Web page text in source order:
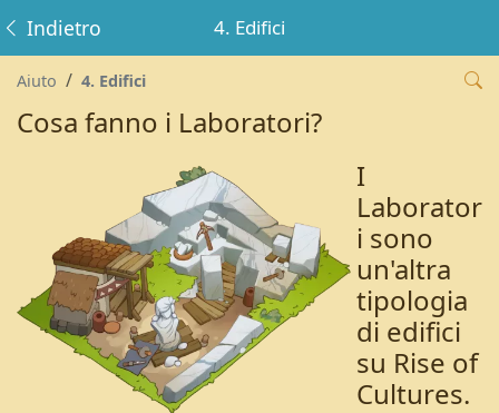
4. Edifici
Indietro
Aiuto 4. Edifici
Cosa fanno i Laboratori?
I
Laborator
i sono
un'altra
tipologia
di edifici
su Rise of
Cultures.